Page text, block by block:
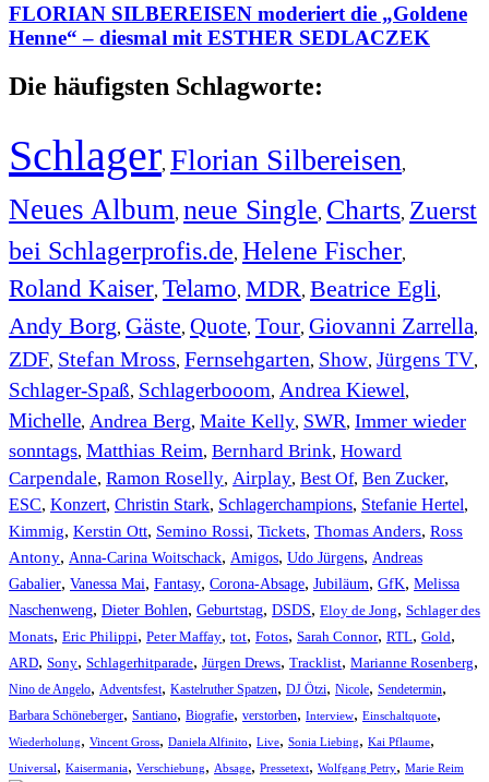
FLORIAN SILBEREISEN moderiert die „Goldene
Henne“ – diesmal mit ESTHER SEDLACZEK
Die häufigsten Schlagworte:
Schlager, Florian Silbereisen,
Neues Album, neue Single, Charts, Zuerst
bei Schlagerprofis.de, Helene Fischer,
Roland Kaiser, Telamo, MDR, Beatrice Egli,
Andy Borg, Gäste, Quote, Tour, Giovanni Zarrella,
ZDF, Stefan Mross, Fernsehgarten, Show, Jürgens TV,
Schlager-Spaß, Schlagerbooom, Andrea Kiewel,
Michelle, Andrea Berg, Maite Kelly, SWR, Immer wieder
sonntags, Matthias Reim, Bernhard Brink, Howard
Carpendale, Ramon Roselly, Airplay, Best Of, Ben Zucker,
ESC, Konzert, Christin Stark, Schlagerchampions, Stefanie Hertel,
Kimmig, Kerstin Ott, Semino Rossi, Tickets, Thomas Anders, Ross
Antony, Anna-Carina Woitschack, Amigos, Udo Jürgens, Andreas
Gabalier, Vanessa Mai, Fantasy, Corona-Absage, Jubiläum, GfK, Melissa
Naschenweng, Dieter Bohlen, Geburtstag, DSDS, Eloy de Jong, Schlager des
Monats, Eric Philippi, Peter Maffay, tot, Fotos, Sarah Connor, RTL, Gold,
ARD, Sony, Schlagerhitparade, Jürgen Drews, Tracklist, Marianne Rosenberg,
Nino de Angelo, Adventsfest, Kastelruther Spatzen, DJ Ötzi, Nicole, Sendetermin,
Barbara Schöneberger, Santiano, Biografie, verstorben, Interview, Einschaltquote,
Wiederholung, Vincent Gross, Daniela Alfinito, Live, Sonia Liebing, Kai Pflaume,
Universal, Kaisermania, Verschiebung, Absage, Pressetext, Wolfgang Petry, Marie Reim